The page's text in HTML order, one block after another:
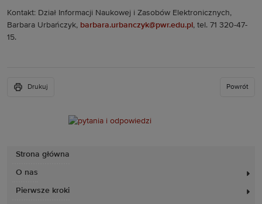
Strona główna
O nas
Pierwsze kroki
Kontakt: Dział Informacji Naukowej i Zasobów Elektronicznych,
Barbara Urbańczyk, barbara.urbanczyk@pwr.edu.pl , tel. 71 320-47-
15.
Drukuj Powrót